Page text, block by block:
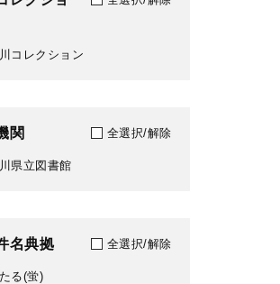
コレクション
関 全選択/解除
県立図書館
名典拠 全選択/解除
る(蛍)